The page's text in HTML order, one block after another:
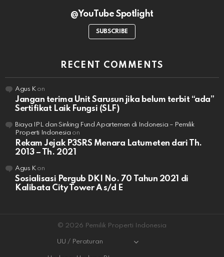
@YouTube Spotlight
SUBSCRIBE
RECENT COMMENTS
Agus Kon
Jangan terima Unit Sarusun jika belum terbit “ada”
Sertifikat Laik Fungsi (SLF)
Biaya IPL dan Sinking Fund Apartemen di Indonesia – Pemilik
Properti Indonesia on
Rekam Jejak P3SRS Menara Latumeten dari Th.
2013 – Th. 2021
Agus Kon
Sosialisasi Pergub DKI No. 70 Tahun 2021 di
Kalibata City Tower A s/d E
© 2026 Pemilik Properti Indonesia
UU / Peraturan